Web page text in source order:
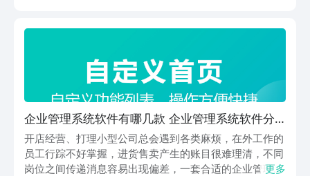
出拜
企业管理系统软件有哪几款 企业管理系统软件分
享
开店经营、打理小型公司总会遇到各类麻烦，在外工作的
员工行踪不好掌握，进货售卖产生的账目很难理清，不同
岗位之间传递消息容易出现偏差，一套合适的企业管理系
更多